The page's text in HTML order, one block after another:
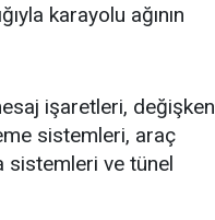
karayolu ağının
işaretleri, değişken
sistemleri, araç
sistemleri ve tünel